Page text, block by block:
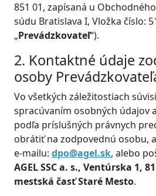
851 01, zapísaná u
súdu Bratislava I, Vložka číslo:
„Prevádzkovateľ“).
2. Kontaktné údaje
osoby
Vo všetkých záležitostiach
spracúvaním osobných údajov
podľa príslušných právnych
obrátiť na zodpovednú osobu,
e-mailu: dpo@agel.sk, alebo
AGEL SSC a. s., Ventúrska 1,
mestská časť Staré Mesto.